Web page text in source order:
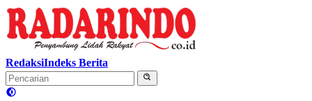
Langsung
ke
konten
RedaksiIndeks Berita